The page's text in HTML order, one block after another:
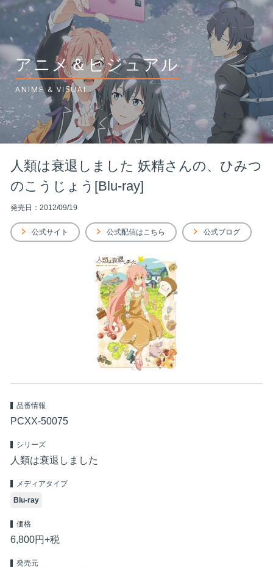
アニメ＆ビジュアル
ANIME & VISUAL
人類は衰退しました 妖精さんの、ひみつ
のこうじょう[Blu-ray]
発売日：2012/09/19
公式サイト 公式配信はこちら 公式ブログ
品番情報
PCXX-50075
シリーズ
人類は衰退しました
メディアタイプ
Blu-ray
価格
6,800円+税
発売元